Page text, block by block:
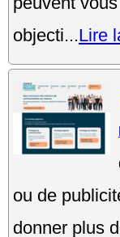
objecti...Lire
ou de
donner plus